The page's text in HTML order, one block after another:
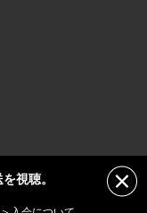
どは日本の著作権法や国
視聴。